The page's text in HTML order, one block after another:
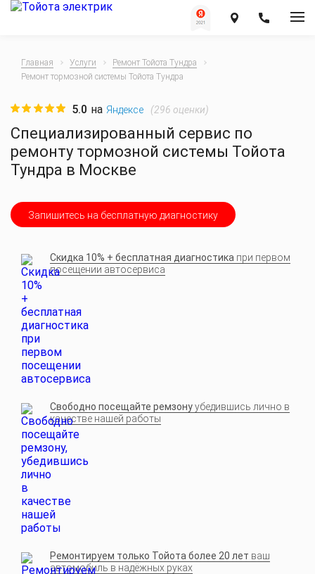
Главная Услуги
Ремонт Тойота Тундра
Ремонт тормозной системы Тойота Тундра
Специализированный сервис по
ремонту тормозной системы Тойота
Тундра в Москве
5.0 на Яндексе (296 оценки)
Запишитесь на бесплатную диагностику
Скидка 10% + бесплатная диагностика при первом
посещении автосервиса
Свободно посещайте ремзонуубедившись лично в
качестве нашей работы
Ремонтируем только Тойота более 20 лет ваш
автомобиль в надёжных руках